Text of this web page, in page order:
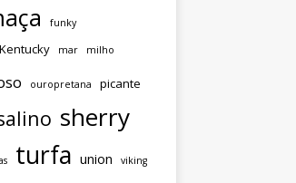
funky
Kentucky mar milho
ouropretana picante
sherry
turfa union viking